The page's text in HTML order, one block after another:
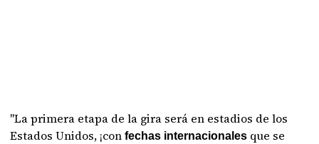
"La primera etapa de la gira será en estadios de los
Estados Unidos, ¡confechas internacionales que se